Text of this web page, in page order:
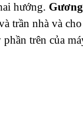
hướng.
trần nhà và
trên của